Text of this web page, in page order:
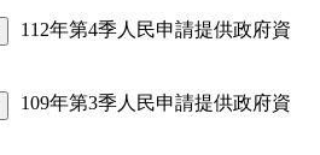
112年第4季人民申請提供政府資
109年第3季人民申請提供政府資